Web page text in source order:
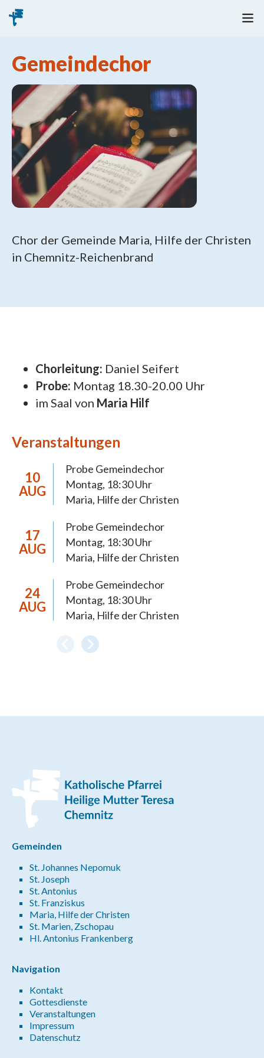
Gemeindechor
Chor der Gemeinde Maria, Hilfe der Christen
in Chemnitz-Reichenbrand
Chorleitung: Daniel Seifert
Probe: Montag 18.30-20.00 Uhr
im Saal von Maria Hilf
Veranstaltungen
10
AUG
Probe Gemeindechor
Montag, 18:30 Uhr
Maria, Hilfe der Christen
17
AUG
Probe Gemeindechor
Montag, 18:30 Uhr
Maria, Hilfe der Christen
24
AUG
Probe Gemeindechor
Montag, 18:30 Uhr
Maria, Hilfe der Christen
Gemeinden
St. Johannes Nepomuk
St. Joseph
St. Antonius
St. Franziskus
Maria, Hilfe der Christen
St. Marien, Zschopau
Hl. Antonius Frankenberg
Navigation
Kontakt
Gottesdienste
Veranstaltungen
Impressum
Datenschutz